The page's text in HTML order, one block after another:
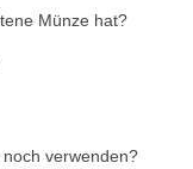
Münze hat?
verwenden?